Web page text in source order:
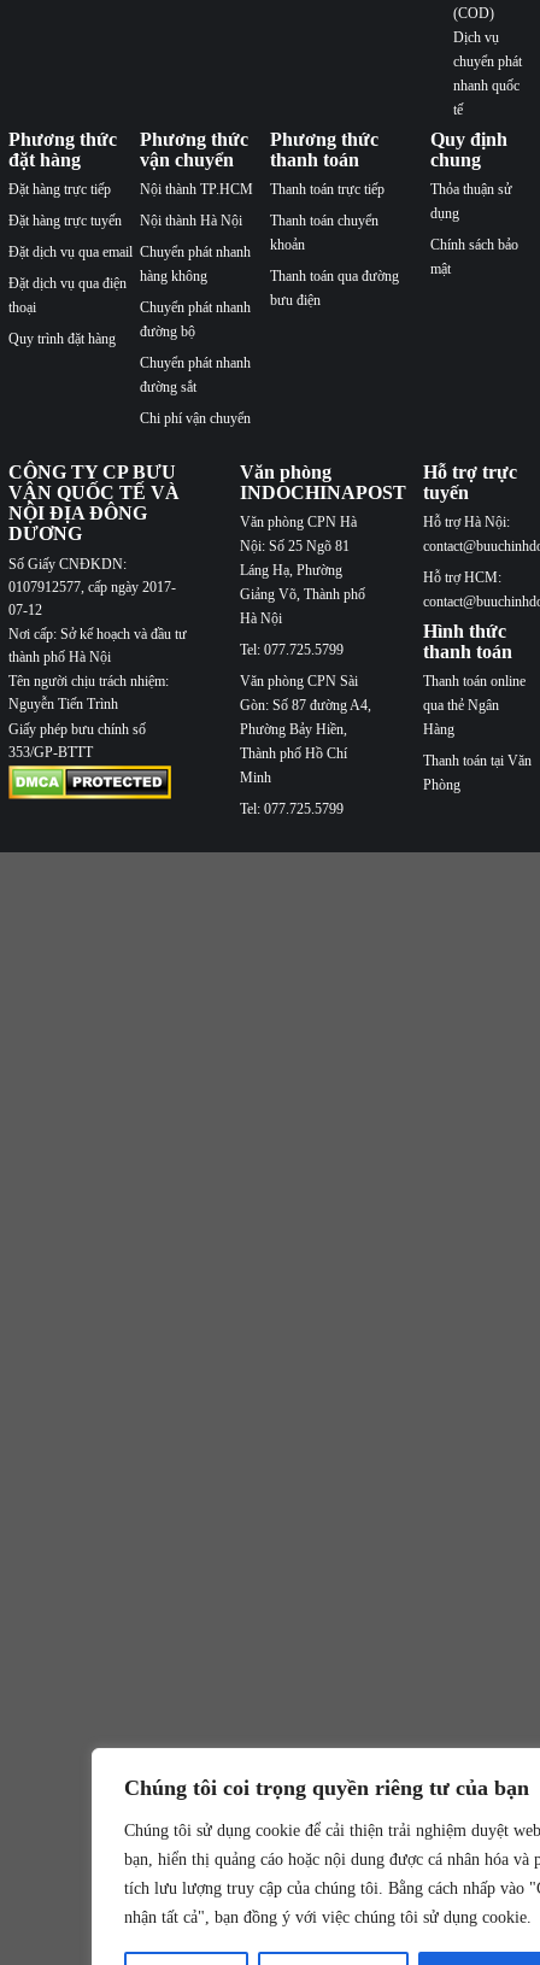
Chúng tôi coi trọng quyền riêng tư của bạn
Chúng tôi sử dụng cookie để cải thiện trải nghiệm duyệt
bạn, hiển thị quảng cáo hoặc nội dung được cá nhân hóa và
tích lưu lượng truy cập của chúng tôi. Bằng cách nhấp vào
nhận tất cả", bạn đồng ý với việc chúng tôi sử dụng cookie.
(COD)
Dịch vụ
chuyển phát
nhanh quốc
tế
Phương thức
đặt hàng
Đặt hàng trực tiếp
Đặt hàng trực tuyến
Đặt dịch vụ qua email
Đặt dịch vụ qua điện
thoại
Quy trình đặt hàng
Phương thức
vận chuyển
Nội thành TP.HCM
Nội thành Hà Nội
Chuyển phát nhanh
hàng không
Chuyển phát nhanh
đường bộ
Chuyển phát nhanh
đường sắt
Chi phí vận chuyển
Phương thức
thanh toán
Thanh toán trực tiếp
Thanh toán chuyển
khoản
Thanh toán qua đường
bưu điện
Quy định
chung
Thỏa thuận sử
dụng
Chính sách bảo
mật
CÔNG TY CP BƯU
VẬN QUỐC TẾ VÀ
NỘI ĐỊA ĐÔNG
DƯƠNG
Số Giấy CNĐKDN:
0107912577, cấp ngày 2017-
07-12
Nơi cấp: Sở kế hoạch và đầu tư
thành phố Hà Nội
Tên người chịu trách nhiệm:
Nguyễn Tiến Trình
Giấy phép bưu chính số
353/GP-BTTT
Văn phòng
INDOCHINAPOST
Văn phòng CPN Hà
Nội: Số 25 Ngõ 81
Láng Hạ, Phường
Giảng Võ, Thành phố
Hà Nội
Tel: 077.725.5799
Văn phòng CPN Sài
Gòn: Số 87 đường A4,
Phường Bảy Hiền,
Thành phố Hồ Chí
Minh
Tel: 077.725.5799
Hỗ trợ trực
tuyến
Hỗ trợ Hà Nội:
Hỗ trợ HCM:
Hình thức
thanh toán
Thanh toán online
qua thẻ Ngân
Hàng
Thanh toán tại Văn
Phòng